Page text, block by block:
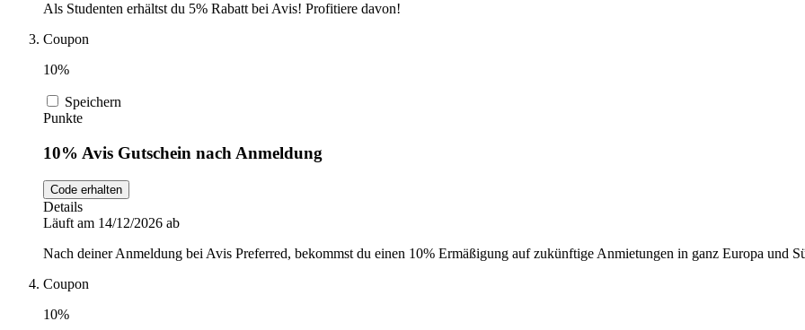
Als Studenten erhältst du 5% Rabatt bei Avis! Profitiere davon!
Coupon
10%
Speichern
Punkte
10% Avis Gutschein nach Anmeldung
Code erhalten
Details
Läuft am 14/12/2026 ab
Nach deiner Anmeldung bei Avis Preferred, bekommst du einen 10% Ermäßigung auf zukünftige Anmietungen in ganz Europa und
Coupon
10%